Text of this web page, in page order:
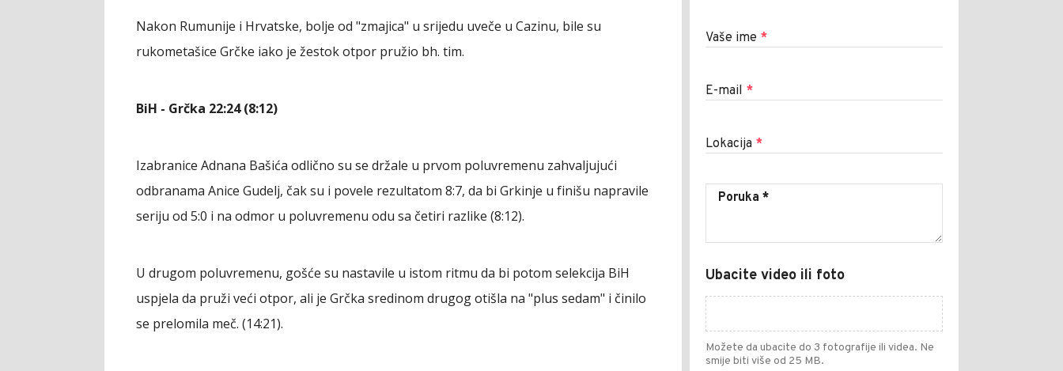
Nakon Rumunije i Hrvatske, bolje od "zmajica" u srijedu uveče u Cazinu, bile su
rukometašice Grčke iako je žestok otpor pružio bh. tim.
BiH - Grčka 22:24 (8:12)
Izabranice Adnana Bašića odlično su se držale u prvom poluvremenu zahvaljujući
odbranama Anice Gudelj, čak su i povele rezultatom 8:7, da bi Grkinje u finišu napravile
seriju od 5:0 i na odmor u poluvremenu odu sa četiri razlike (8:12).
U drugom poluvremenu, gošće su nastavile u istom ritmu da bi potom selekcija BiH
uspjela da pruži veći otpor, ali je Grčka sredinom drugog otišla na "plus sedam" i činilo
se prelomila meč. (14:21).
Vaše ime *
E-mail *
Lokacija *
Ubacite video ili foto
Možete da ubacite do 3 fotografije ili videa. Ne
smije biti više od 25 MB.